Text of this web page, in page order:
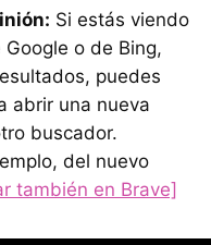
Si estás viendo
o de Bing,
puedes
abrir una nueva
buscador.
del nuevo
también en Brave]